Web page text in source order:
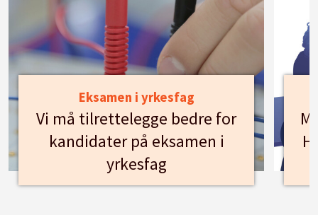
Eksamen i yrkesfag
Vi må tilrettelegge bedre for
kandidater på eksamen i
yrkesfag